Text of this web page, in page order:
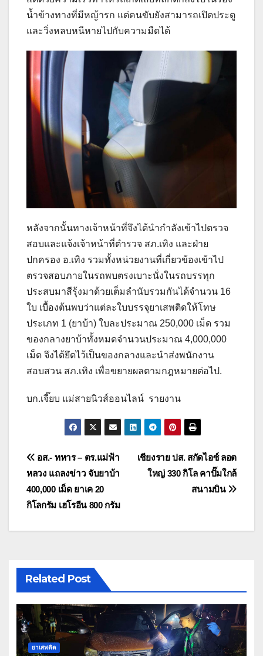
น้ำข้างทางที่มีหญ้ารก แต่คนขับยังสามารถเปิดประตู
และวิ่งหลบหนีหายไปกับความมืดได้
หลังจากนั้นทางเจ้าหน้าที่จึงได้นำกำลังเข้าไปตรวจ
สอบและแจ้งเจ้าหน้าที่ตำรวจ สภ.เทิง และฝ่าย
ปกครอง อ.เทิง รวมทั้งหน่วยงานที่เกี่ยวข้องเข้าไป
ตรวจสอบภายในรถพบตรงเบาะนั่งในรถบรรทุก
ประสบมาสีรุ้งมาด้วยเต็มลำนับรวมกันได้จำนวน 16
ใบ เบื้องต้นพบว่าแต่ละใบบรรจุยาเสพติดให้โทษ
ประเภท 1 (ยาบ้า) ใบละประมาณ 250,000 เม็ด รวม
ของกลางยาบ้าทั้งหมดจำนวนประมาณ 4,000,000
เม็ด จึงได้ยึดไว้เป็นของกลางและนำส่งพนักงาน
สอบสวน สภ.เทิง เพื่อขยายผลตามกฎหมายต่อไป.
บก.เจี๊ยบ แม่สายนิวส์ออนไลน์ รายงาน
แนะแนว
เรื่อง
เชียงราย ปส. สกัดไอซ์ ลอต
ใหญ่ 330 กิโล คาปั๊มใกล้
สนามบิน
อส.- ทหาร – ตร.แม่ฟ้า
หลวง แถลงข่าว จับยาบ้า
400,000 เม็ด ยาเค 20
กิโลกรัม เฮโรอีน 800 กรัม
Related Post
ยาเสพติด